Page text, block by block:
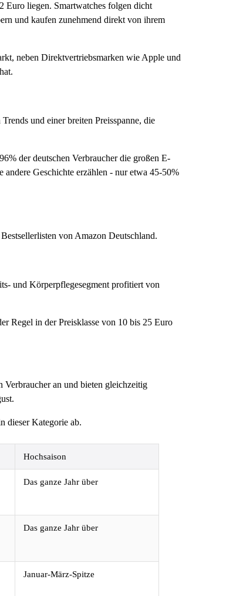
Euro liegen. Smartwatches folgen dicht
und kaufen zunehmend direkt von ihrem
neben Direktvertriebsmarken wie Apple und
und einer breiten Preisspanne, die
der deutschen Verbraucher die großen E-
Geschichte erzählen - nur etwa 45-50%
von Amazon Deutschland.
und Körperpflegesegment profitiert von
Regel in der Preisklasse von 10 bis 25 Euro
Verbraucher an und bieten gleichzeitig
dieser Kategorie ab.
Hochsaison
Das ganze Jahr über
Das ganze Jahr über
Januar-März-Spitze